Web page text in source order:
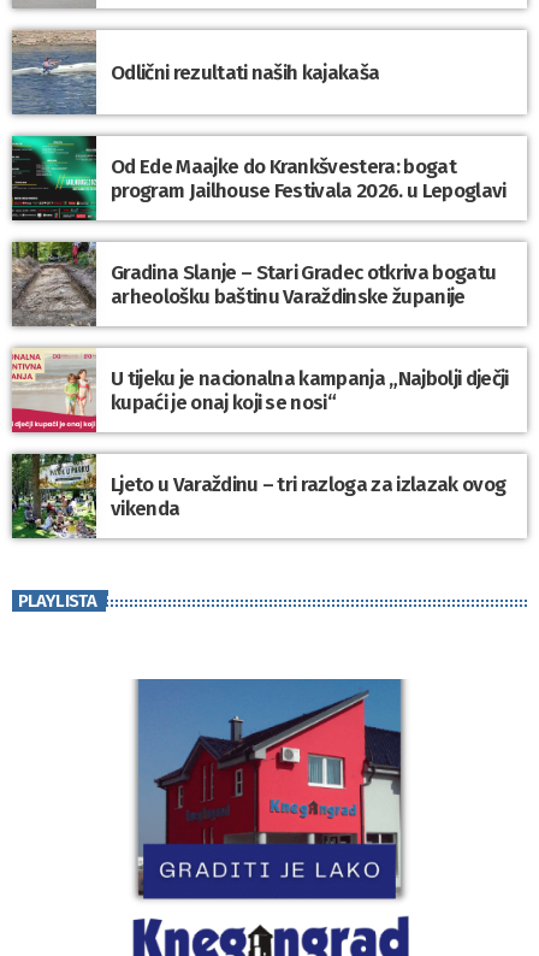
Odlični rezultati naših kajakaša
Od Ede Maajke do Krankšvestera: bogat
program Jailhouse Festivala 2026. u Lepoglavi
Gradina Slanje – Stari Gradec otkriva bogatu
arheološku baštinu Varaždinske županije
U tijeku je nacionalna kampanja „Najbolji dječji
kupaći je onaj koji se nosi“
Ljeto u Varaždinu – tri razloga za izlazak ovog
vikenda
PLAYLISTA